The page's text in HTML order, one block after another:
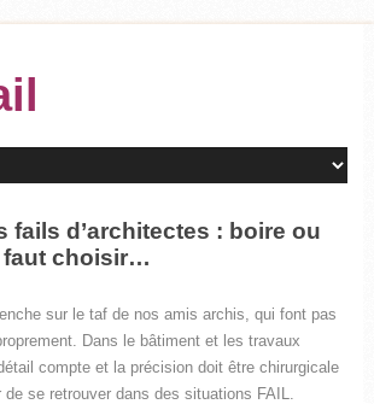
fails d’architectes : boire ou
faut choisir…
sur le taf de nos amis archis, qui font pas
Dans le bâtiment et les travaux
compte et la précision doit être chirurgicale
se retrouver dans des situations FAIL.